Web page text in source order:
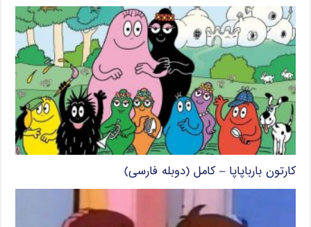
کارتون بارباپاپا – کامل (دوبله فارسی)